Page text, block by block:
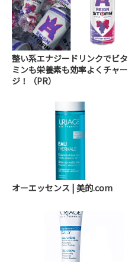
整い系エナジードリンクでビタ
ミンも栄養素も効率よくチャー
ジ！（PR）
オーエッセンス | 美的.com